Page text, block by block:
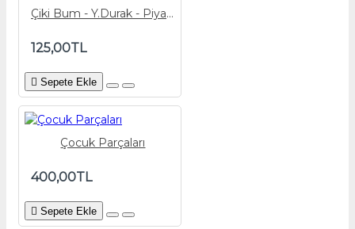
Çiki Bum - Y.Durak - Piyano Eşlik Partisi
125,00TL
Sepete Ekle
Çocuk Parçaları
400,00TL
Sepete Ekle